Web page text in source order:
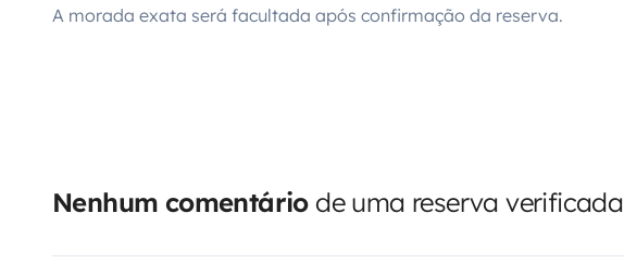
A morada exata será facultada após confirmação da reserva.
Nenhum comentáriode uma reserva verificada